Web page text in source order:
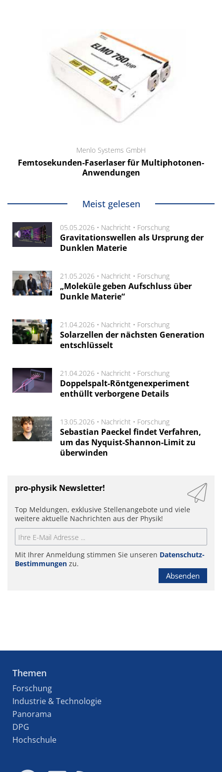
Menlo Systems GmbH
Femtosekunden-Faserlaser für Multiphotonen-
Anwendungen
Meist gelesen
05.05.2026 • Nachricht • Forschung
Gravitationswellen als Ursprung der
Dunklen Materie
21.05.2026 • Nachricht • Forschung
„Moleküle geben Aufschluss über
Dunkle Materie“
21.04.2026 • Nachricht • Forschung
Solarzellen der nächsten Generation
entschlüsselt
21.04.2026 • Nachricht • Forschung
Doppelspalt-Röntgenexperiment
enthüllt verborgene Details
13.05.2026 • Nachricht • Forschung
Sebastian Paeckel findet Verfahren,
um das Nyquist-Shannon-Limit zu
überwinden
pro-physik Newsletter!
Top Meldungen, exklusive Stellenangebote und viele
weitere aktuelle Nachrichten aus der Physik!
Mit Ihrer Anmeldung stimmen Sie unseren Datenschutz-
Bestimmungen zu.
Absenden
Themen
Forschung
Industrie & Technologie
Panorama
DPG
Hochschule